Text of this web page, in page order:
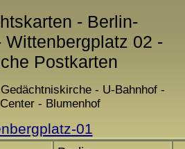
- Berlin-
Wittenbergplatz 02 -
Postkarten
- U-Bahnhof -
- Blumenhof
01